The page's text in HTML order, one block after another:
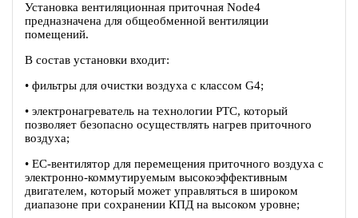
Установка вентиляционная приточная Node4
предназначена для общеобменной вентиляции
помещений.
В состав установки входит:
• фильтры для очистки воздуха с классом G4;
• электронагреватель на технологии PTC, который
позволяет безопасно осуществлять нагрев приточного
воздуха;
• EC-вентилятор для перемещения приточного воздуха c
электронно-коммутируемым высокоэффективным
двигателем, который может управляться в широком
диапазоне при сохранении КПД на высоком уровне;